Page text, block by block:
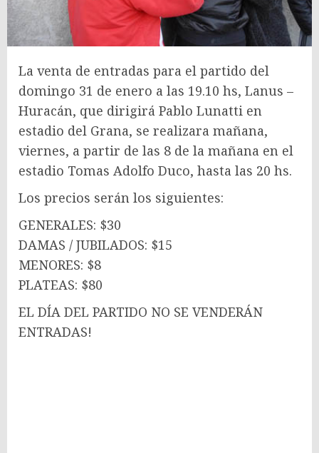
La venta de entradas para el partido del
domingo 31 de enero a las 19.10 hs, Lanus –
Huracán, que dirigirá Pablo Lunatti en
estadio del Grana, se realizara mañana,
viernes, a partir de las 8 de la mañana en el
estadio Tomas Adolfo Duco, hasta las 20 hs.
Los precios serán los siguientes:
GENERALES: $30
DAMAS / JUBILADOS: $15
MENORES: $8
PLATEAS: $80
EL DÍA DEL PARTIDO NO SE VENDERÁN
ENTRADAS!